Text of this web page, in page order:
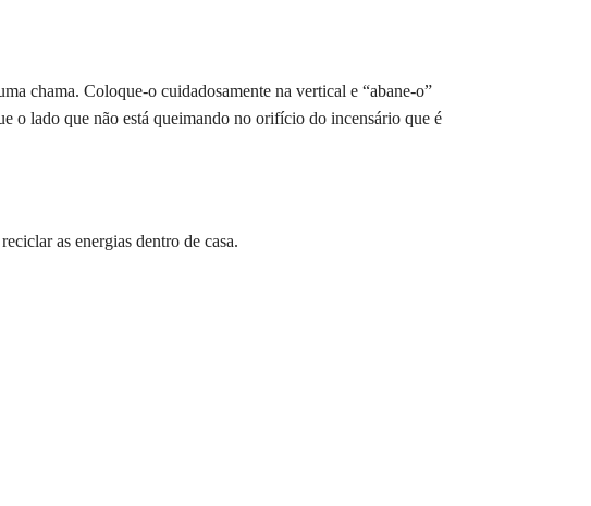
chama. Coloque-o cuidadosamente na vertical e “abane-o”
o lado que não está queimando no orifício do incensário que é
as energias dentro de casa.